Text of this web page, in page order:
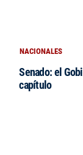
NACIONALES
Senado: el
capítulo